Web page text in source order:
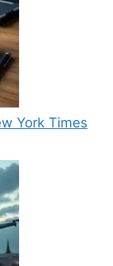
York Times